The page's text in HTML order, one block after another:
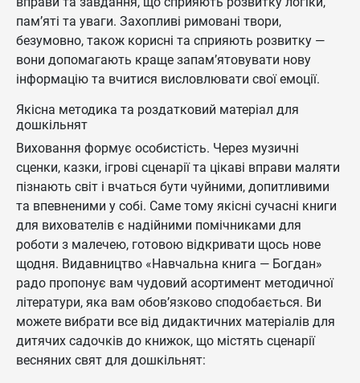
пам’яті та уваги. Захопливі римовані твори,
безумовно, також корисні та сприяють розвитку —
вони допомагають краще запам’ятовувати нову
інформацію та вчитися висловлювати свої емоції.
Якісна методика та роздатковий матеріал для
дошкільнят
Виховання формує особистість. Через музичні
сценки, казки, ігрові сценарії та цікаві вправи маляти
пізнають світ і вчаться бути чуйними, допитливими
та впевненими у собі. Саме тому якісні сучасні книги
для вихователів є надійними помічниками для
роботи з малечею, готовою відкривати щось нове
щодня. Видавництво «Навчальна книга — Богдан»
радо пропонує вам чудовий асортимент методичної
літератури, яка вам обов’язково сподобається. Ви
можете вибрати все від дидактичних матеріалів для
дитячих садочків до книжок, що містять сценарії
весняних свят для дошкільнят: